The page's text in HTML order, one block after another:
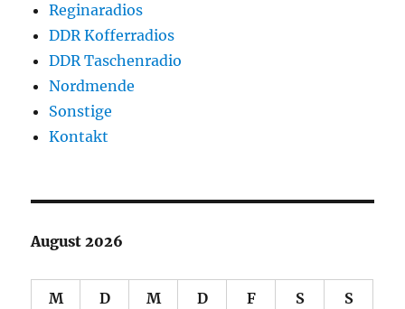
Reginaradios
DDR Kofferradios
DDR Taschenradio
Nordmende
Sonstige
Kontakt
August 2026
M D M D F S S